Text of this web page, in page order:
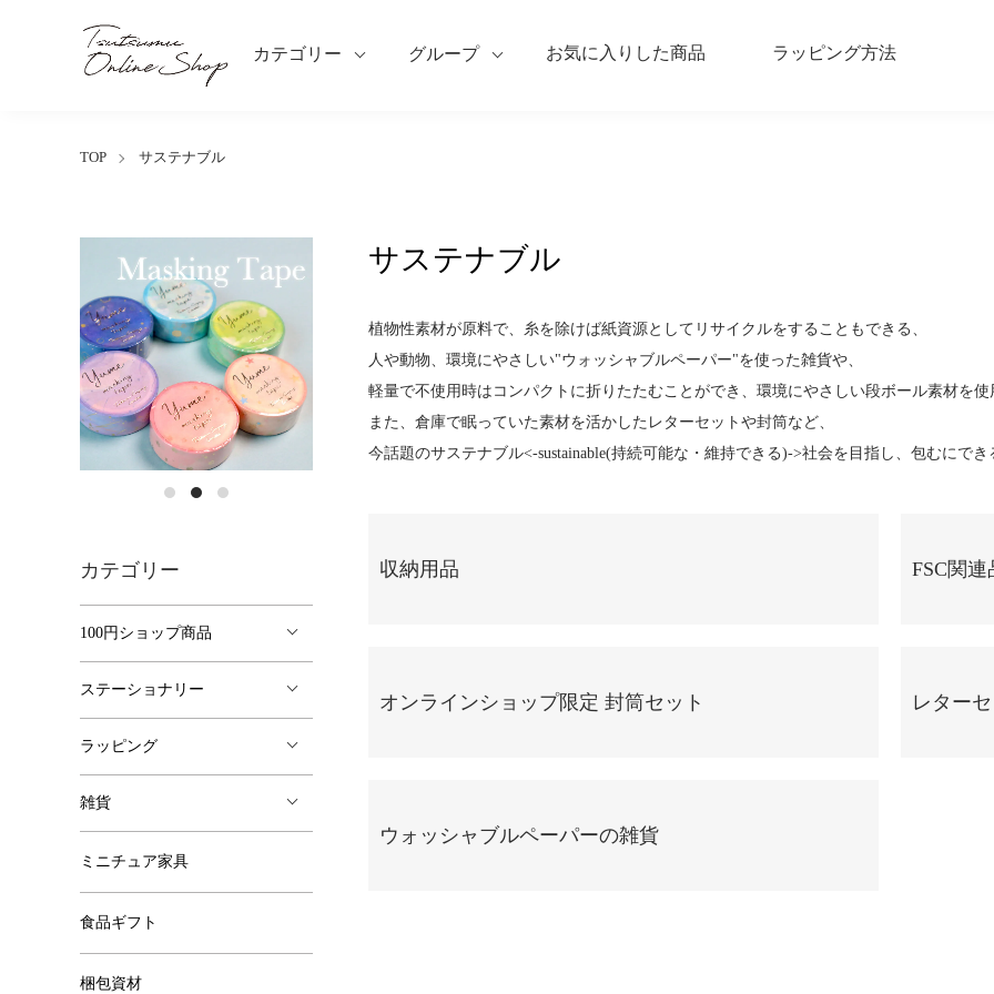
カテゴリー グループ お気に入りした商品 ラッピング方法
TOP サステナブル
サステナブル
植物性素材が原料で、糸を除けば紙資源としてリサイクルをすることもできる、
人や動物、環境にやさしい"ウォッシャブルペーパー"を使った雑貨や、
軽量で不使用時はコンパクトに折りたたむことができ、環境にやさしい段ボール素材を
また、倉庫で眠っていた素材を活かしたレターセットや封筒など、
今話題のサステナブル<-sustainable(持続可能な・維持できる)->社会を目指し、包むにで
収納用品 FSC関連
オンラインショップ限定 封筒セット レター
ウォッシャブルペーパーの雑貨
カテゴリー
100円ショップ商品
ステーショナリー
ラッピング
雑貨
ミニチュア家具
食品ギフト
梱包資材